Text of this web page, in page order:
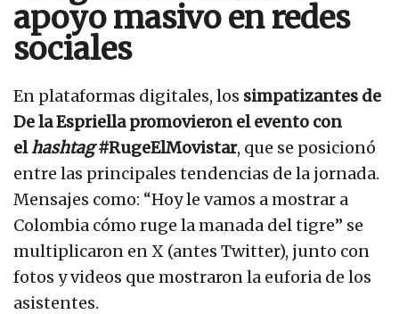
apoyo masivo en redes
sociales
En plataformas digitales, los simpatizantes de
De la Espriella promovieron el evento con
elhashtag#RugeElMovistar, que se posicionó
entre las principales tendencias de la jornada.
Mensajes como: “Hoy le vamos a mostrar a
Colombia cómo ruge la manada del tigre” se
multiplicaron en X (antes Twitter), junto con
fotos y videos que mostraron la euforia de los
asistentes.